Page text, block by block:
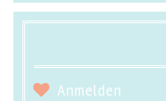
Anmelden